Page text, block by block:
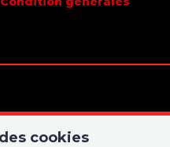
situation
cookies
54